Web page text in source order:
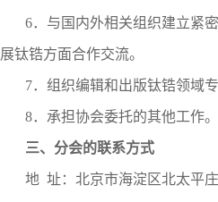
6．与国内外相关组织建立紧
展钛锆方面合作交流。
7．组织编辑和出版钛锆领域
8．承担协会委托的其他工作。
三、分会的联系方式
地 址：北京市海淀区北太平